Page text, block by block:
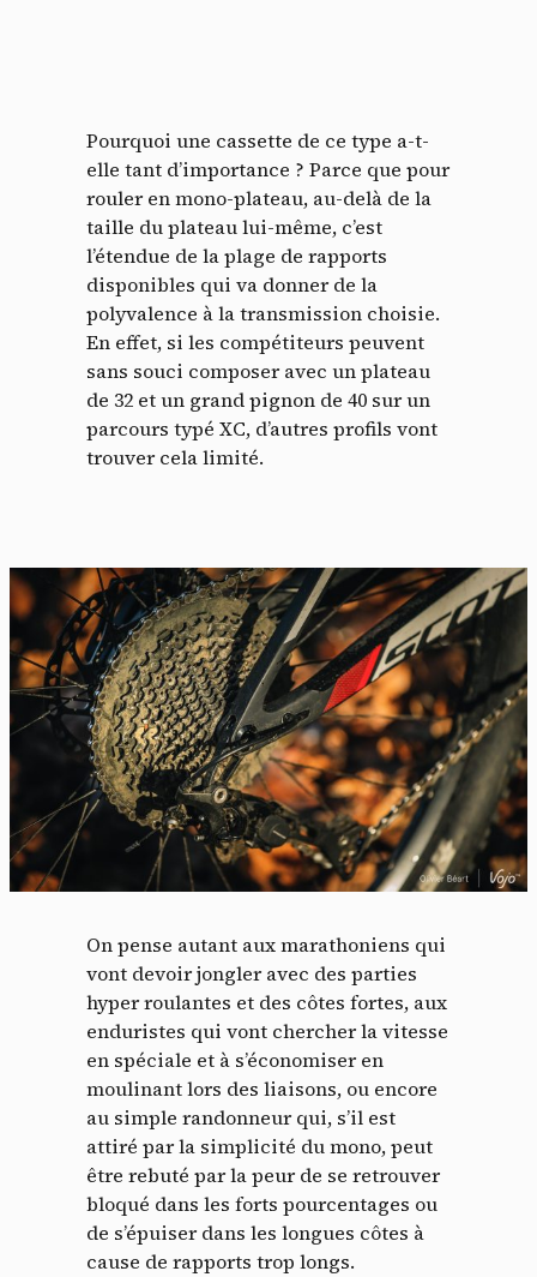
Pourquoi une cassette de ce type a-t-
elle tant d’importance ? Parce que pour
rouler en mono-plateau, au-delà de la
taille du plateau lui-même, c’est
l’étendue de la plage de rapports
disponibles qui va donner de la
polyvalence à la transmission choisie.
En effet, si les compétiteurs peuvent
sans souci composer avec un plateau
de 32 et un grand pignon de 40 sur un
parcours typé XC, d’autres profils vont
trouver cela limité.
On pense autant aux marathoniens qui
vont devoir jongler avec des parties
hyper roulantes et des côtes fortes, aux
enduristes qui vont chercher la vitesse
en spéciale et à s’économiser en
moulinant lors des liaisons, ou encore
au simple randonneur qui, s’il est
attiré par la simplicité du mono, peut
être rebuté par la peur de se retrouver
bloqué dans les forts pourcentages ou
de s’épuiser dans les longues côtes à
cause de rapports trop longs.